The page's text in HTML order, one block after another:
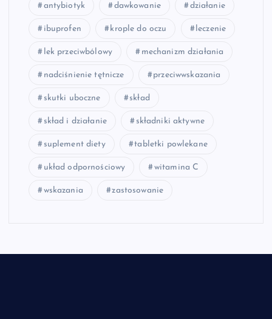
antybiotyk dawkowanie działanie
ibuprofen krople do oczu leczenie
lek przeciwbólowy mechanizm działania
nadciśnienie tętnicze przeciwwskazania
skutki uboczne skład
skład i działanie składniki aktywne
suplement diety tabletki powlekane
układ odpornościowy witamina C
wskazania zastosowanie